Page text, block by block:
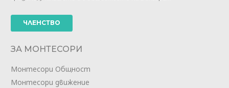
ЧЛЕНСТВО
ЗА МОНТЕСОРИ
Монтесори Общност
Монтесори движение